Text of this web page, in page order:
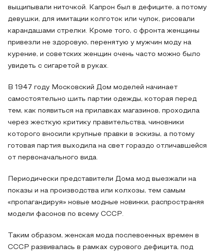
выщипывали ниточкой. Капрон был в дефиците, а потому
девушки, для имитации колготок или чулок, рисовали
карандашами стрелки. Кроме того, с фронта женщины
привезли не здоровую, перенятую у мужчин моду на
курение, и советских женщин очень часто можно было
увидеть с сигаретой в руках.
В 1947 году Московский Дом моделей начинает
самостоятельно шить партии одежды, которая перед
тем, как появиться на прилавках магазинов, проходила
через жесткую критику правительства, чиновники
которого вносили крупные правки в эскизы, а потому
готовая партия выходила на свет гораздо отличавшейся
от первоначального вида.
Периодически представители Дома мод выезжали на
показы и на производства или колхозы, тем самым
«пропагандируя» новые модные новинки, распространяя
модели фасонов по всему СССР.
Таким образом, женская мода послевоенных времен в
СССР развивалась в рамках сурового дефицита, под